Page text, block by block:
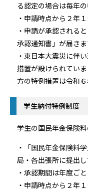
る認定の場合は毎年の
・申請時点から２年
・申請が承認される
承認通知書」が届き
・東日本大震災に伴
措置が設けられてい
方の特例措置は令和
学生納付特例制度
学生の国民年金保険
・「国民年金保険料
局・各出張所に提出し
・承認期間は年度ご
・申請時点から２年